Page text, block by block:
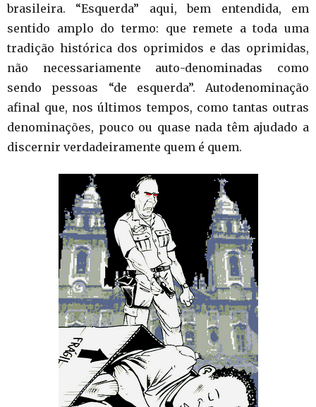
brasileira. “Esquerda” aqui, bem entendida, em
sentido amplo do termo: que remete a toda uma
tradição histórica dos oprimidos e das oprimidas,
não necessariamente auto-denominadas como
sendo pessoas “de esquerda”. Autodenominação
afinal que, nos últimos tempos, como tantas outras
denominações, pouco ou quase nada têm ajudado a
discernir verdadeiramente quem é quem.